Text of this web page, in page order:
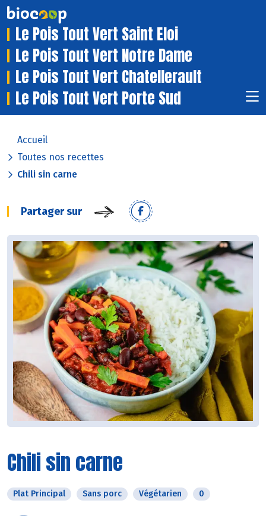
Le Pois Tout Vert Saint Eloi
Le Pois Tout Vert Notre Dame
Le Pois Tout Vert Chatellerault
Le Pois Tout Vert Porte Sud
Accueil
Toutes nos recettes
Chili sin carne
Partager sur
Chili sin carne
Plat Principal Sans porc Végétarien 0